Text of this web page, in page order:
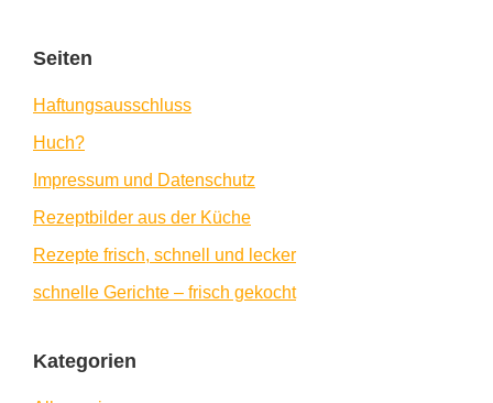
Seiten
Haftungsausschluss
Huch?
Impressum und Datenschutz
Rezeptbilder aus der Küche
Rezepte frisch, schnell und lecker
schnelle Gerichte – frisch gekocht
Kategorien